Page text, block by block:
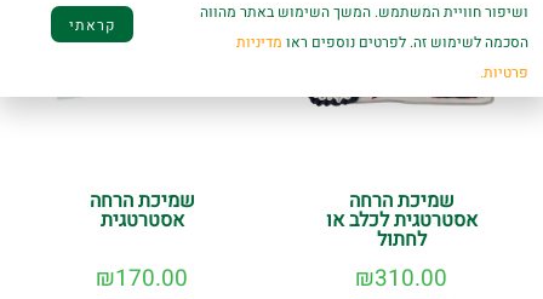
שמיכת הרחה
אסטרטגית לכלב או
לחתול
₪310.00
שמיכת הרחה
אסטרטגית
₪170.00
ושיפור חוויית המשתמש. המשך השימוש באתר מהווה
הסכמה לשימוש זה. לפרטים נוספים ראו מדיניות
פרטיות.
קראתי